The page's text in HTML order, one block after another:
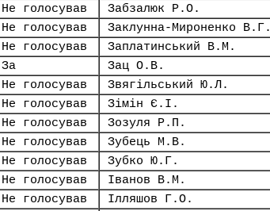
Не голосував Забзалюк Р.О.
Не голосував Заклунна-Мироненко В.Г.
Не голосував Заплатинський В.М.
За Зац О.В.
Не голосував Звягільський Ю.Л.
Не голосував Зімін Є.І.
Не голосував Зозуля Р.П.
Не голосував Зубець М.В.
Не голосував Зубко Ю.Г.
Не голосував Іванов В.М.
Не голосував Ілляшов Г.О.